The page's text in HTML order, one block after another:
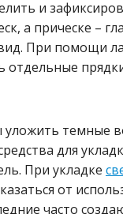
и
а прическе –
При помощи
отдельные
уложить темные
для
При укладке
от
часто